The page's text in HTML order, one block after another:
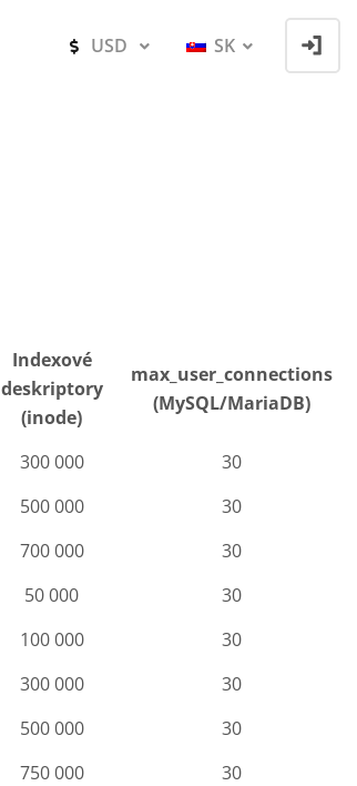
USD SK
Indexové
deskriptory
(inode)
max_user_connections
(MySQL/MariaDB)
300 000
30
500 000
30
700 000
30
50 000
30
100 000
30
300 000
30
500 000
30
750 000
30